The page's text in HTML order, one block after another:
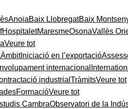
AnoiaBaix LlobregatBaix
HospitaletMaresmeOsonaVallès
Veure tot
ÀmbitIniciació en l’exportació
internacional
industrial TràmitsVeure tot
FormacióVeure tot
CambraObservatori de la